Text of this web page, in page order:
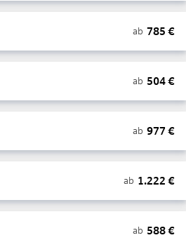
ab 785 €
ab 504€
ab 977 €
ab 1.222 €
ab 588€